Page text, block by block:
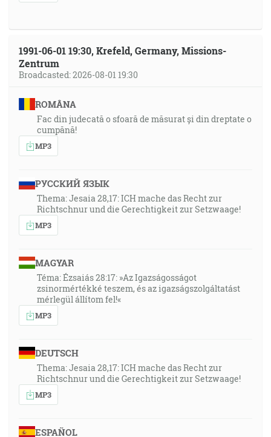
1991-06-01 19:30, Krefeld, Germany, Missions-
Zentrum
Broadcasted: 2026-08-01 19:30
ROMÂNA
Fac din judecată o sfoară de măsurat și din dreptate o
cumpănă!
MP3
РУССКИЙ ЯЗЫК
Thema: Jesaia 28,17: ICH mache das Recht zur
Richtschnur und die Gerechtigkeit zur Setzwaage!
MP3
MAGYAR
Téma: Ézsaiás 28:17: »Az Igazságosságot
zsinormértékké teszem, és az igazságszolgáltatást
mérlegül állítom fel!«
MP3
DEUTSCH
Thema: Jesaia 28,17: ICH mache das Recht zur
Richtschnur und die Gerechtigkeit zur Setzwaage!
MP3
ESPAÑOL